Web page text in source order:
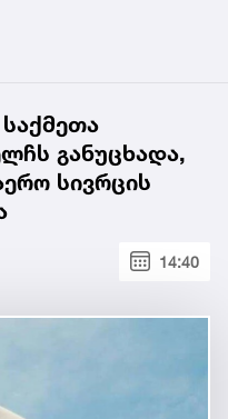
განუცხადა,
სივრცის
14:40